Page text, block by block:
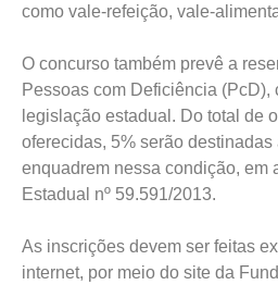
como vale-refeição, vale-
O concurso também prevê a
Pessoas com Deficiência (PcD),
legislação estadual. Do total de
oferecidas, 5% serão
enquadrem nessa condição, em
Estadual nº 59.591/2013.
As inscrições devem ser feitas
internet, por meio do site da